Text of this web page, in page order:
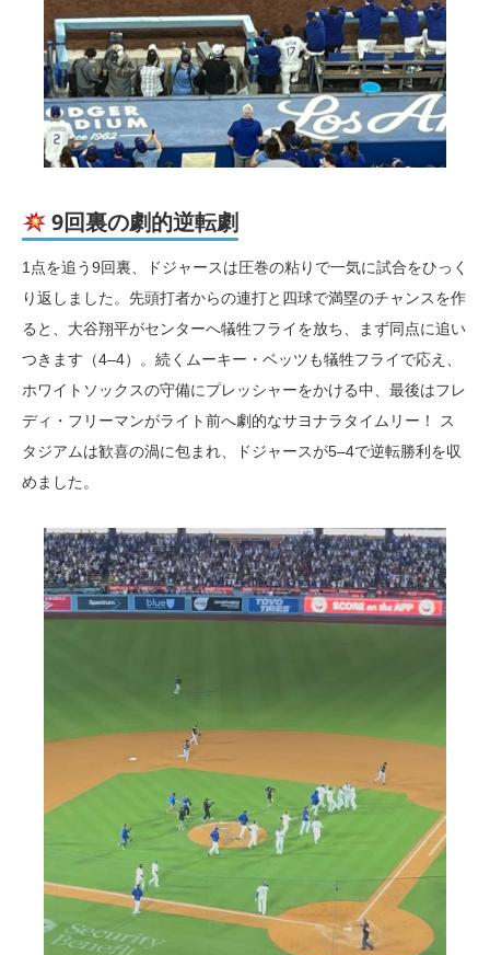
9回裏の劇的逆転劇
1点を追う9回裏、ドジャースは圧巻の粘りで一気に試合をひっく
り返しました。先頭打者からの連打と四球で満塁のチャンスを作
ると、大谷翔平がセンターへ犠牲フライを放ち、まず同点に追い
つきます（4–4）。続くムーキー・ベッツも犠牲フライで応え、
ホワイトソックスの守備にプレッシャーをかける中、最後はフレ
ディ・フリーマンがライト前へ劇的なサヨナラタイムリー！ ス
タジアムは歓喜の渦に包まれ、ドジャースが5–4で逆転勝利を収
めました。